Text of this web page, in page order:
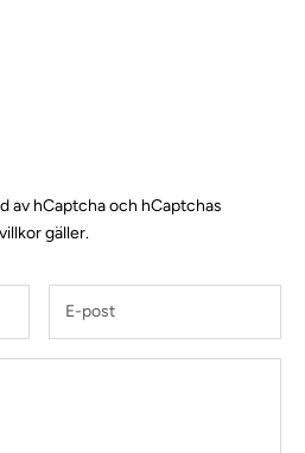
av hCaptcha och hCaptchas
gäller.